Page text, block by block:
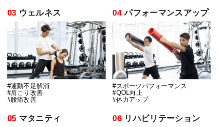
03 ウェルネス
#運動不足解消
#肩こり改善
#腰痛改善
04パフォーマンスアップ
#スポーツパフォーマンス
#QOL向上
#体力アップ
05 マタニティ 06リハビリテーション